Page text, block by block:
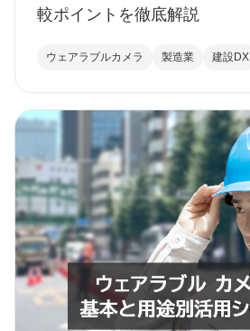
較ポイントを徹底解説
ウェアラブルカメラ 製造業 建設DX